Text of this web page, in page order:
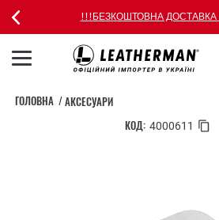
!!!БЕЗКОШТОВНА ДОСТАВКА
ГОЛОВНА
АКСЕСУАРИ
КОД: 4000611